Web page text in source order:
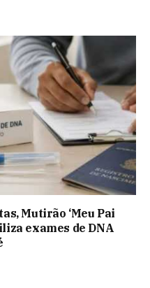
Mutirão ‘Meu Pai
exames de DNA